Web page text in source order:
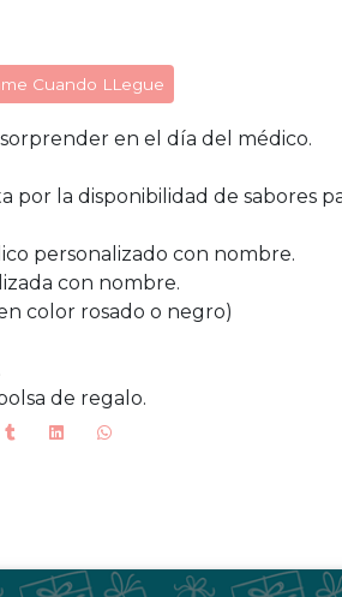
Cuando LLegue
en el día del médico.
por la disponibilidad de sabores
personalizado con nombre.
con nombre.
color rosado o negro)
de regalo.